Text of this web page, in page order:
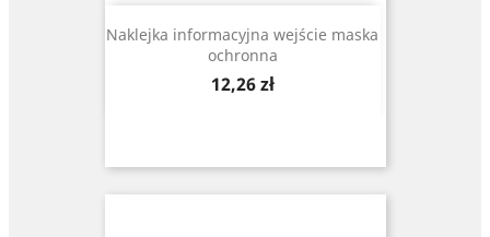
Naklejka informacyjna wejście maska
ochronna
Cena
12,26 zł